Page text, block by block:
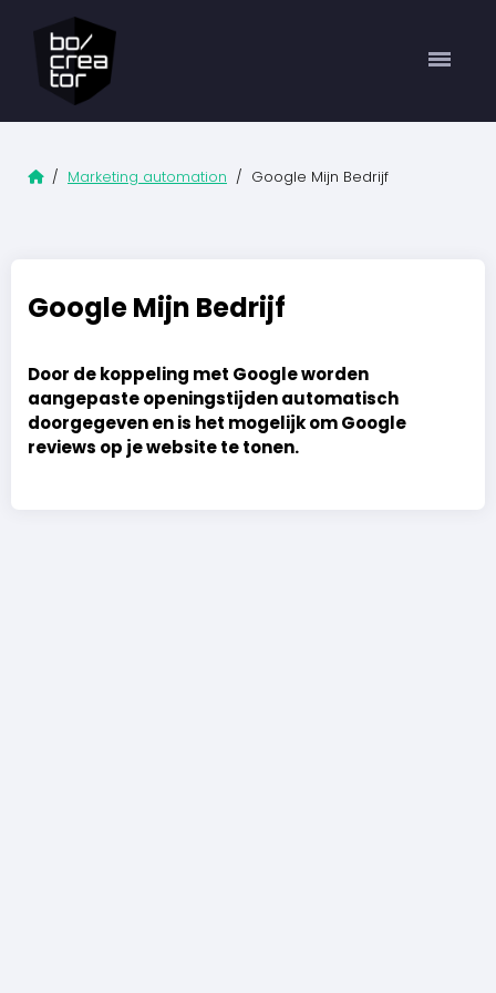
Home
/ Marketing automation / Google Mijn Bedrijf
Google Mijn Bedrijf
Door de koppeling met Google worden
aangepaste openingstijden automatisch
doorgegeven en is het mogelijk om Google
reviews op je website te tonen.